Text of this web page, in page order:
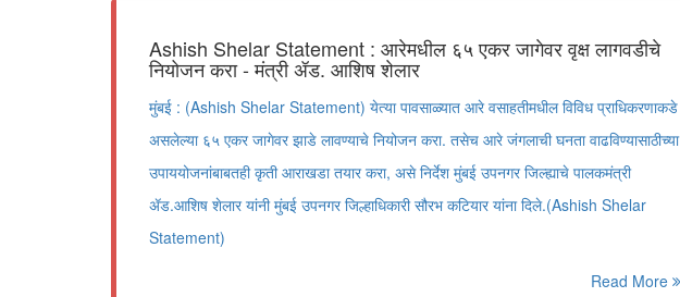
Ashish Shelar Statement : आरेमधील ६५ एकर जागेवर वृक्ष लागवडीचे
नियोजन करा - मंत्री ॲड. आशिष शेलार
मुंबई : (Ashish Shelar Statement) येत्या पावसाळ्यात आरे वसाहतीमधील विविध प्राधिकरणाकडे
असलेल्या ६५ एकर जागेवर झाडे लावण्याचे नियोजन करा. तसेच आरे जंगलाची घनता वाढविण्यासाठीच्या
उपाययोजनांबाबतही कृती आराखडा तयार करा, असे निर्देश मुंबई उपनगर जिल्ह्याचे पालकमंत्री
ॲड.आशिष शेलार यांनी मुंबई उपनगर जिल्हाधिकारी सौरभ कटियार यांना दिले.(Ashish Shelar
Statement)
Read More